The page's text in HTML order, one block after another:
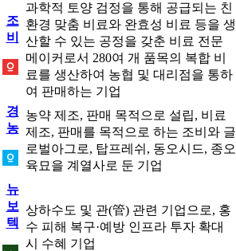
조
비
과학적 토양 검정을 통해 공급되는 친
환경 맞춤 비료와 완효성 비료 등을 생
산할 수 있는 공정을 갖춘 비료 전문
메이커로서 280여 개 품목의 복합 비
료를 생산하여 농협 및 대리점을 통하
여 판매하는 기업
경
농
농약 제조, 판매 목적으로 설립, 비료
제조, 판매를 목적으로 하는 조비와 글
로벌아그로, 탑프레쉬, 동오시드, 종오
육묘을 계열사로 둔 기업
뉴
보
텍
상하수도 및 관(管) 관련 기업으로, 홍
수 피해 복구·예방 인프라 투자 확대
시 수혜 기업